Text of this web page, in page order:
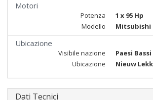
Motori
Potenza
1 x 95 Hp
Modello
Mitsubishi
Ubicazione
Visibile nazione
Paesi Bassi
Ubicazione
Nieuw
Dati Tecnici